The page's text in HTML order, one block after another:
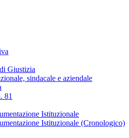
Giustizia
sindacale e aziendale
81
Istituzionale
Istituzionale (Cronologico)